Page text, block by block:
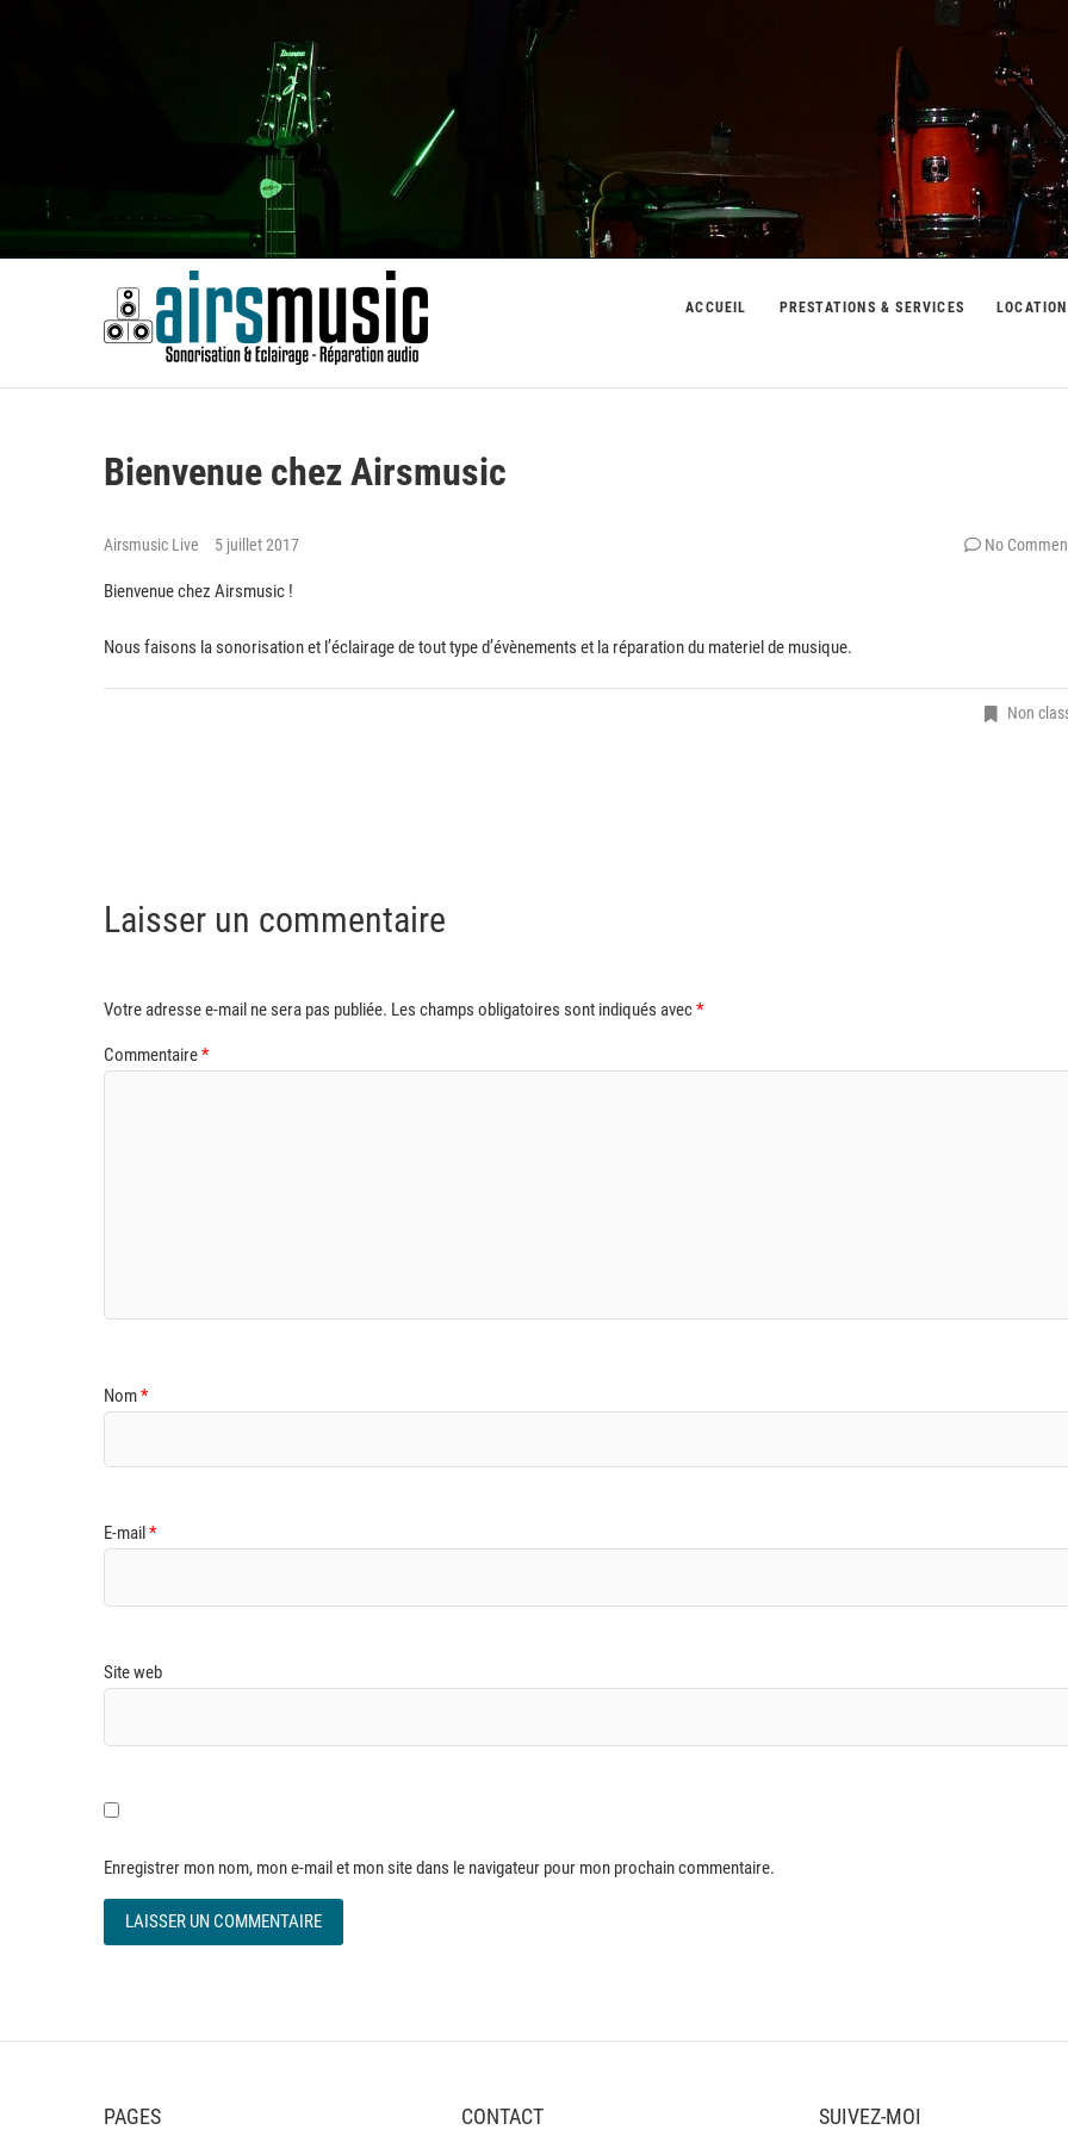
SONORISATION ÉVÈNEMENTS | RÉPARATION AUDIO
ACCUEIL PRESTATIONS & SERVICES
Bienvenue chez Airsmusic
Airsmusic Live 5 juillet 2017 No
Bienvenue chez Airsmusic !
Nous faisons la sonorisation et l’éclairage de tout type d’évènements et la réparation du materiel de musique.
Non
Laisser un commentaire
Votre adresse e-mail ne sera pas publiée. Les champs obligatoires sont indiqués avec*
Commentaire*
Nom*
E-mail*
Site web
Enregistrer mon nom, mon e-mail et mon site dans le navigateur pour mon prochain commentaire.
PAGES CONTACT SUIVEZ-MOI